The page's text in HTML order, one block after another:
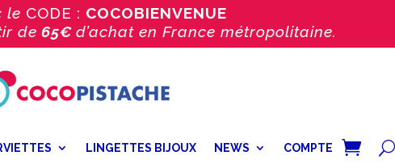
le CODE : COCOBIENVENUE
de 65€ d’achat en France métropolitaine.
LINGETTES BIJOUX NEWS COMPTE